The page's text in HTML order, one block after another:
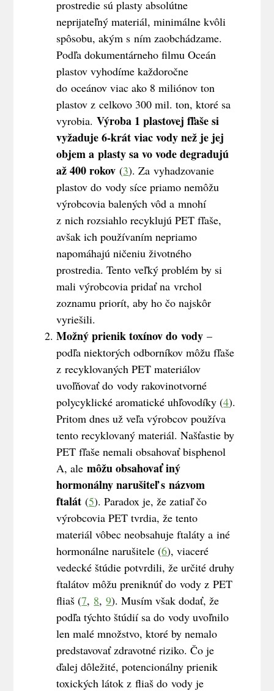
prostredie sú plasty absolútne
neprijateľný materiál, minimálne kvôli
spôsobu, akým s ním zaobchádzame.
Podľa dokumentárneho filmu Oceán
plastov vyhodíme každoročne
do oceánov viac ako 8 miliónov ton
plastov z celkovo 300 mil. ton, ktoré sa
vyrobia.Výroba 1 plastovej fľaše si
vyžaduje 6-krát viac vody než je jej
objem a plasty sa vo vode degradujú
až 400 rokov (3). Za vyhadzovanie
plastov do vody síce priamo nemôžu
výrobcovia balených vôd a mnohí
z nich rozsiahlo recyklujú PET fľaše,
avšak ich používaním nepriamo
napomáhajú ničeniu životného
prostredia. Tento veľký problém by si
mali výrobcovia pridať na vrchol
zoznamu priorít, aby ho čo najskôr
vyriešili.
Možný prienik toxínov do vody –
podľa niektorých odborníkov môžu fľaše
z recyklovaných PET materiálov
uvoľňovať do vody rakovinotvorné
polycyklické aromatické uhľovodíky (4).
Pritom dnes už veľa výrobcov používa
tento recyklovaný materiál. Našťastie by
PET fľaše nemali obsahovať bisphenol
A, alemôžu obsahovať iný
hormonálny narušiteľ s názvom
ftalát (5). Paradox je, že zatiaľ čo
výrobcovia PET tvrdia, že tento
materiál vôbec neobsahuje ftaláty a iné
hormonálne narušitele (6), viaceré
vedecké štúdie potvrdili, že určité druhy
ftalátov môžu preniknúť do vody z PET
fliaš (7, 8,9). Musím však dodať, že
podľa týchto štúdií sa do vody uvoľnilo
len malé množstvo, ktoré by nemalo
predstavovať zdravotné riziko. Čo je
ďalej dôležité, potencionálny prienik
toxických látok z fliaš do vody je